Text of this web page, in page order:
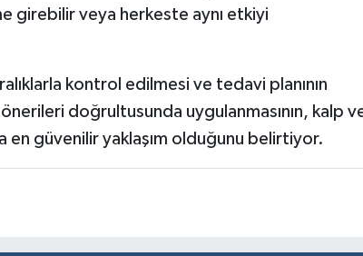
girebilir veya herkeste aynı etkiyi
kontrol edilmesi ve tedavi planının
doğrultusunda uygulanmasının, kalp
en güvenilir yaklaşım olduğunu belirtiyor.